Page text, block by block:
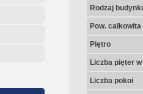
Rodzaj
Pow.
Piętro
Liczba pięter
Liczba pokoi